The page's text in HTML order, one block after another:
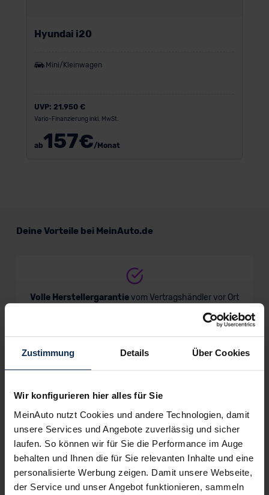
Zustimmung Details Über Cookies
Wir konfigurieren hier alles für Sie
MeinAuto nutzt Cookies und andere Technologien, damit
unsere Services und Angebote zuverlässig und sicher
laufen. So können wir für Sie die Performance im Auge
behalten und Ihnen die für Sie relevanten Inhalte und eine
personalisierte Werbung zeigen. Damit unsere Webseite,
der Service und unser Angebot funktionieren, sammeln
Hyundai i20
Mini/Kleinwagen
UVP: 21.950 €
Vario-Finanzierung inkl. MwSt.
ab157€/Monat
Deine Vorteile bei MeinAuto.de
Volle Herstellergarantievom Vertragshändler vor Ort
Alle Zahlungsarten:Barkauf, Finanzierung, Leasing